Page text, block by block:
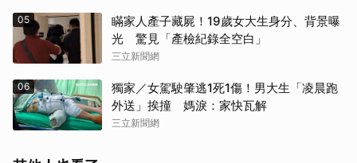
05
瞞家人產子藏屍！19歲女大生身分、背景曝
光 驚見「產檢紀錄全空白」
三立新聞網
06
獨家／女駕駛肇逃1死1傷！男大生「凌晨跑
外送」挨撞 媽淚：家快瓦解
三立新聞網